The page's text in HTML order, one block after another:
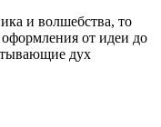
и волшебства, то
от идеи до
дух